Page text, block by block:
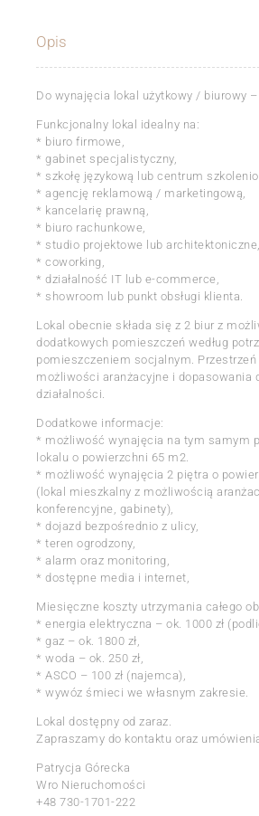
Opis
Do wynajęcia lokal użytkowy / biurowy –
Funkcjonalny lokal idealny na:
* biuro firmowe,
* gabinet specjalistyczny,
* szkołę językową lub centrum
* agencję reklamową / marketingową,
* kancelarię prawną,
* biuro rachunkowe,
* studio projektowe lub architektoniczne,
* coworking,
* działalność IT lub e-commerce,
* showroom lub punkt obsługi klienta.
Lokal obecnie składa się z 2 biur z
dodatkowych pomieszczeń według
pomieszczeniem socjalnym. Przestrzeń
możliwości aranżacyjne i dopasowania
działalności.
Dodatkowe informacje:
* możliwość wynajęcia na tym samym
lokalu o powierzchni 65 m2.
* możliwość wynajęcia 2 piętra o
(lokal mieszkalny z możliwością
konferencyjne, gabinety),
* dojazd bezpośrednio z ulicy,
* teren ogrodzony,
* alarm oraz monitoring,
* dostępne media i internet,
Miesięczne koszty utrzymania całego
* energia elektryczna – ok. 1000 zł
* gaz – ok. 1800 zł,
* woda – ok. 250 zł,
* ASCO – 100 zł (najemca),
* wywóz śmieci we własnym zakresie.
Lokal dostępny od zaraz.
Zapraszamy do kontaktu oraz
Patrycja Górecka
Wro Nieruchomości
+48 730-1701-222